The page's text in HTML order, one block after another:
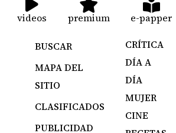
videos premium e-papper
BUSCAR
MAPA DEL
SITIO
CLASIFICADOS
PUBLICIDAD
CRÍTICA
DÍA A
DÍA
MUJER
CINE